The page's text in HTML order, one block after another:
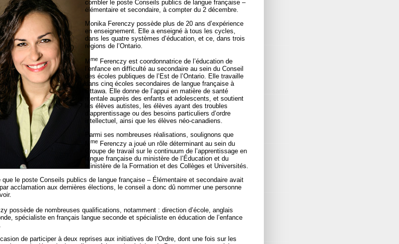
combler le poste Conseils publics de langue française –
élémentaire et secondaire, à compter du 2 décembre.
Monika Ferenczy possède plus de 20 ans d’expérience
en enseignement. Elle a enseigné à tous les cycles,
dans les quatre systèmes d’éducation, et ce, dans trois
régions de l’Ontario.
M me Ferenczy est coordonnatrice de l’éducation de
l’enfance en difficulté au secondaire au sein du Conseil
des écoles publiques de l’Est de l’Ontario. Elle travaille
dans cinq écoles secondaires de langue française à
Ottawa. Elle donne de l’appui en matière de santé
mentale auprès des enfants et adolescents, et soutient
les élèves autistes, les élèves ayant des troubles
d’apprentissage ou des besoins particuliers d’ordre
intellectuel, ainsi que les élèves néo-canadiens.
Parmi ses nombreuses réalisations, soulignons que
me Ferenczy a joué un rôle déterminant au sein du
Groupe de travail sur le continuum de l’apprentissage en
langue française du ministère de l’Éducation et du
ministère de la Formation et des Collèges et Universités.
que le poste Conseils publics de langue française – Élémentaire et secondaire avait
acclamation aux dernières élections, le conseil a donc dû nommer une personne
possède de nombreuses qualifications, notamment : direction d’école, anglais
spécialiste en français langue seconde et spécialiste en éducation de l’enfance
de participer à deux reprises aux initiatives de l’Ordre, dont une fois sur les